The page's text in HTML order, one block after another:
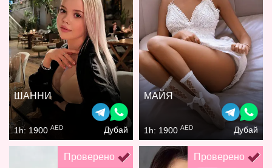
ШАННИ
1h: 1900 AED Дубай
МАЙЯ
1h: 1900 AED Дубай
Проверено Проверено